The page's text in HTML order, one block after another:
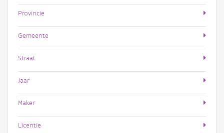
Provincie
Gemeente
Straat
Jaar
Maker
Licentie